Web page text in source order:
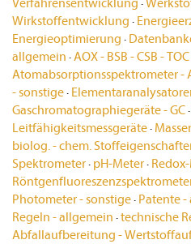
Wirkstoffentwicklung ·
Energieoptimierung ·
allgemein · AOX - BSB - CSB -
Atomabsorptionsspektrometer -
- sonstige·
Gaschromatographiegeräte - GC·
Leitfähigkeitsmessgeräte·
biolog. - chem.
Spektrometer· pH-Meter·
Photometer - sonstige· Patente
Regeln - allgemein ·technische
Abfallaufbereitung -